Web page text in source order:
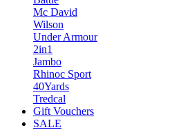
Mc David
Wilson
Under Armour
2in1
Jambo
Rhinoc Sport
40Yards
Tredcal
Gift Vouchers
SALE